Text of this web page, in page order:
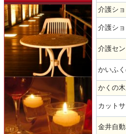
介護シ
介護シ
介護セ
かいふ
かくの
カット
金井自